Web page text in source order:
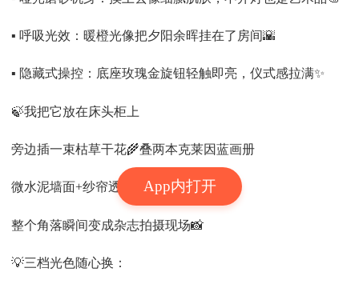
App内打开
▪️ 呼吸光效：暖橙光像把夕阳余晖挂在了房间🌇
▪️ 隐藏式操控：底座玫瑰金旋钮轻触即亮，仪式感拉满✨
🍃我把它放在床头柜上
旁边插一束枯草干花🌾叠两本克莱因蓝画册
微水泥墙面+纱帘透光🪟
整个角落瞬间变成杂志拍摄现场📸
💡三档光色随心换：